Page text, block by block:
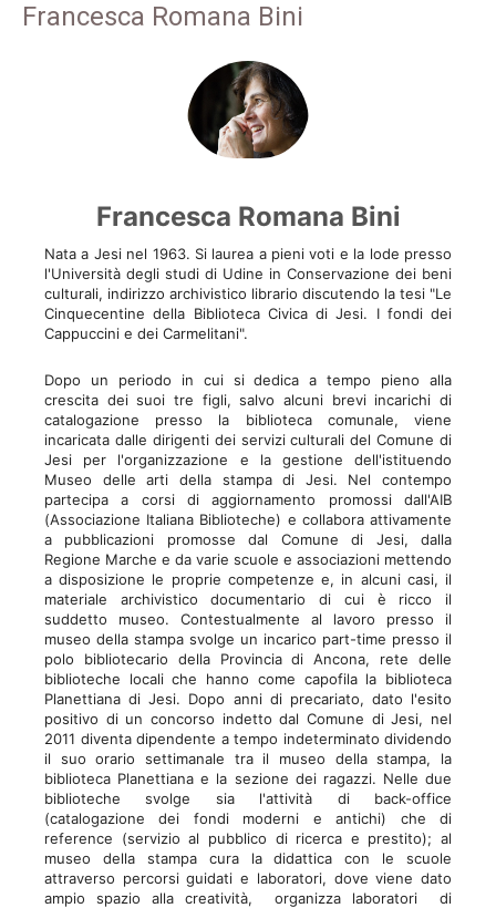
Francesca Romana Bini
Francesca Romana Bini
Nata a Jesi nel 1963. Si laurea a pieni voti e la lode presso
l'Università degli studi di Udine in Conservazione dei beni
culturali, indirizzo archivistico librario discutendo la tesi "Le
Cinquecentine della Biblioteca Civica di Jesi. I fondi dei
Cappuccini e dei Carmelitani".
Dopo un periodo in cui si dedica a tempo pieno alla
crescita dei suoi tre figli, salvo alcuni brevi incarichi di
catalogazione presso la biblioteca comunale, viene
incaricata dalle dirigenti dei servizi culturali del Comune di
Jesi per l'organizzazione e la gestione dell'istituendo
Museo delle arti della stampa di Jesi. Nel contempo
partecipa a corsi di aggiornamento promossi dall'AIB
(Associazione Italiana Biblioteche) e collabora attivamente
a pubblicazioni promosse dal Comune di Jesi, dalla
Regione Marche e da varie scuole e associazioni mettendo
a disposizione le proprie competenze e, in alcuni casi, il
materiale archivistico documentario di cui è ricco il
suddetto museo. Contestualmente al lavoro presso il
museo della stampa svolge un incarico part-time presso il
polo bibliotecario della Provincia di Ancona, rete delle
biblioteche locali che hanno come capofila la biblioteca
Planettiana di Jesi. Dopo anni di precariato, dato l'esito
positivo di un concorso indetto dal Comune di Jesi, nel
2011 diventa dipendente a tempo indeterminato dividendo
il suo orario settimanale tra il museo della stampa, la
biblioteca Planettiana e la sezione dei ragazzi. Nelle due
biblioteche svolge sia l'attività di back-office
(catalogazione dei fondi moderni e antichi) che di
reference (servizio al pubblico di ricerca e prestito); al
museo della stampa cura la didattica con le scuole
attraverso percorsi guidati e laboratori, dove viene dato
ampio spazio alla creatività, organizza laboratori di